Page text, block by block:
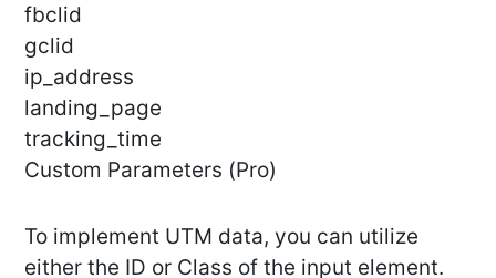
fbclid
gclid
ip_address
landing_page
tracking_time
Custom Parameters (Pro)
To implement UTM data, you can utilize
either the ID or Class of the input element.